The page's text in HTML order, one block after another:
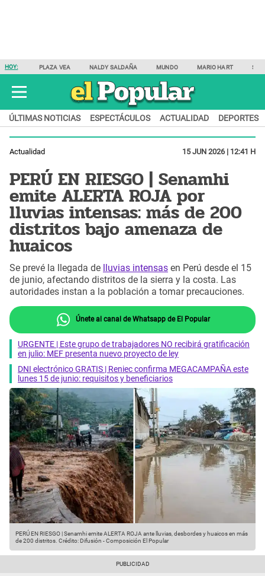
HOY: PLAZA VEA NALDY SALDAÑA MUNDO MARIO HART
ÚLTIMAS NOTICIAS ESPECTÁCULOS ACTUALIDAD DEPORTES
Actualidad 15 JUN 2026 | 12:41 H
PERÚ EN RIESGO | Senamhi
emite ALERTA ROJA por
lluvias intensas: más de 200
distritos bajo amenaza de
huaicos
Se prevé la llegada de lluvias intensas en Perú desde el 15
de junio, afectando distritos de la sierra y la costa. Las
autoridades instan a la población a tomar precauciones.
Únete al canal de Whatsapp de El Popular
URGENTE | Este grupo de trabajadores NO recibirá gratificación
en julio: MEF presenta nuevo proyecto de ley
DNI electrónico GRATIS | Reniec confirma MEGACAMPAÑA este
lunes 15 de junio: requisitos y beneficiarios
PERÚ EN RIESGO | Senamhi emite ALERTA ROJA ante lluvias, desbordes y huaicos en más
de 200 distritos. Crédito: Difusión - Composición El Popular